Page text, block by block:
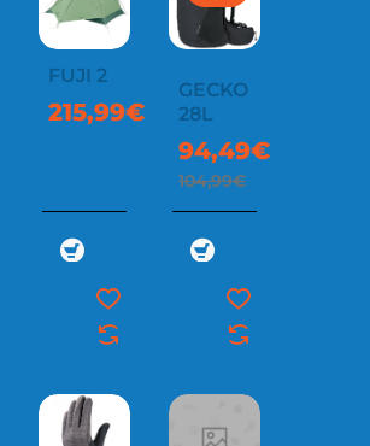
FUJI 2
215,99€
GECKO
28L
94,49€
104,99€